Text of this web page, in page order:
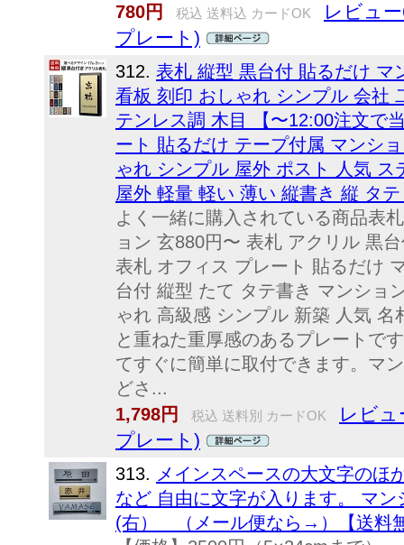
780円
税込 送料込 カードOK
レビュ
プレート)
312. 表札 縦型 黒台付 貼るだけ マ
看板 刻印 おしゃれ シンプル 会社
テンレス調 木目 【〜12:00注文で
ート 貼るだけ テープ付属 マンシ
ゃれ シンプル 屋外 ポスト 人気
屋外 軽量 軽い 薄い 縦書き 縦 タ
よく一緒に購入されている商品表
ョン 玄880円〜 表札 アクリル 黒
表札 オフィス プレート 貼るだけ
台付 縦型 たて タテ書き マンショ
ゃれ 高級感 シンプル 新築 人気
と重ねた重厚感のあるプレートで
てすぐに簡単に取付できます。マ
どさ...
1,798円
税込 送料別 カードOK
レビュ
プレート)
313. メインスペースの大文字のほ
など 自由に文字が入ります。 マ
(右） （メール便なら→）【送料